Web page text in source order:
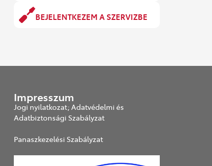
BEJELENTKEZEM A SZERVIZBE
Impresszum
Jogi nyilatkozat; Adatvédelmi és
Adatbiztonsági Szabályzat
Panaszkezelési Szabályzat